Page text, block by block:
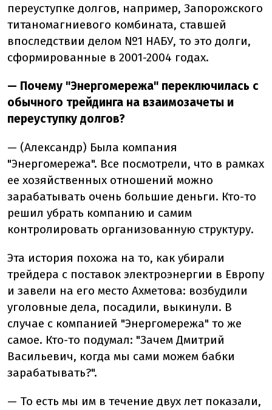
переуступке долгов, например, Запорожского
титаномагниевого комбината, ставшей
впоследствии делом №1 НАБУ, то это долги,
сформированные в 2001-2004 годах.
— Почему "Энергомережа" переключилась с
обычного трейдинга на взаимозачеты и
переуступку долгов?
— (Александр) Была компания
"Энергомережа". Все посмотрели, что в рамках
ее хозяйственных отношений можно
зарабатывать очень большие деньги. Кто-то
решил убрать компанию и самим
контролировать организованную структуру.
Эта история похожа на то, как убирали
трейдера с поставок электроэнергии в Европу
и завели на его место Ахметова: возбудили
уголовные дела, посадили, выкинули. В
случае с компанией "Энергомережа" то же
самое. Кто-то подумал: "Зачем Дмитрий
Васильевич, когда мы сами можем бабки
зарабатывать?".
— То есть мы им в течение двух лет показали,